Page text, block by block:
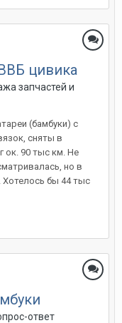
цивика
запчастей и
(бамбуки) с
сняты в
ок. 90 тыс км. Не
но в
Хотелось бы 44 тыс
ответ